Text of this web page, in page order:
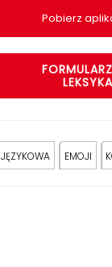
Pobierz
EMOJI